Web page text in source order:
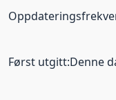
Først utgitt:Denne